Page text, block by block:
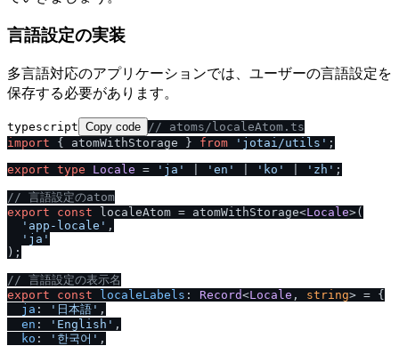
言語設定の実装
多言語対応のアプリケーションでは、ユーザーの言語設定を
保存する必要があります。
typescript Copy code / / atoms /localeAtom.ts
import { atomWithStorage } from 'jotai /utils' ;
export type Locale = 'ja' 'en' 'ko' 'zh' ;
/ / 言語設定のatom
export
const localeAtom = atomWithStorage<Locale>(
'app-locale' ,
'ja'
);
/ / 言語設定の表示名
export
const localeLabels : Record<Locale , string> = {
ja : '日本語' ,
en : 'English' ,
ko : '한국어' ,